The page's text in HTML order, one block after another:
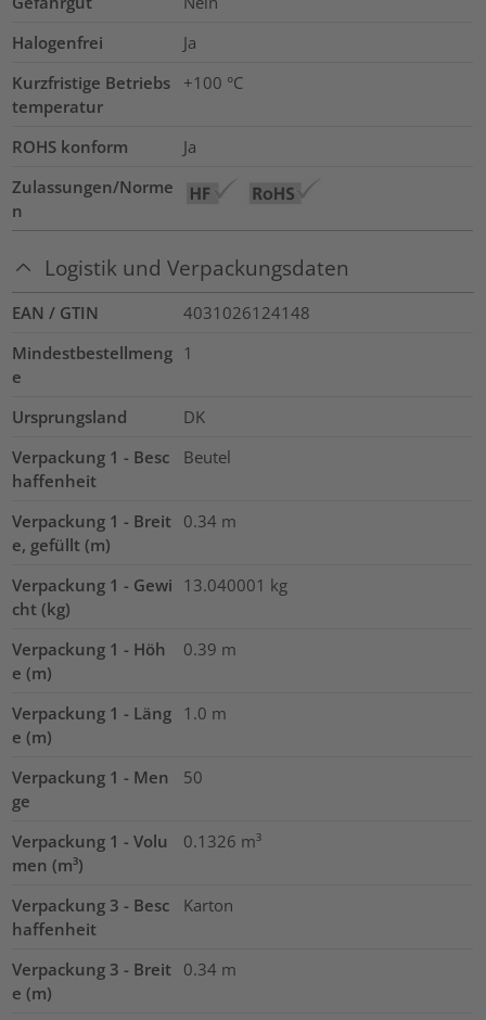
Halogenfrei
Ja
Kurzfristige Betriebs
temperatur
+100 °C
ROHS konform
Ja
Zulassungen/Norme
n
Logistik und Verpackungsdaten
EAN / GTIN
4031026124148
Mindestbestellmeng
e
1
Ursprungsland
DK
Verpackung 1 - Besc
haffenheit
Beutel
Verpackung 1 - Breit
e, gefüllt (m)
0.34 m
Verpackung 1 - Gewi
cht (kg)
13.040001 kg
Verpackung 1 - Höh
e (m)
0.39 m
Verpackung 1 - Läng
e (m)
1.0 m
Verpackung 1 - Men
ge
50
Verpackung 1 - Volu
men (m³)
0.1326 m³
Verpackung 3 - Besc
haffenheit
Karton
Verpackung 3 - Breit
e (m)
0.34 m